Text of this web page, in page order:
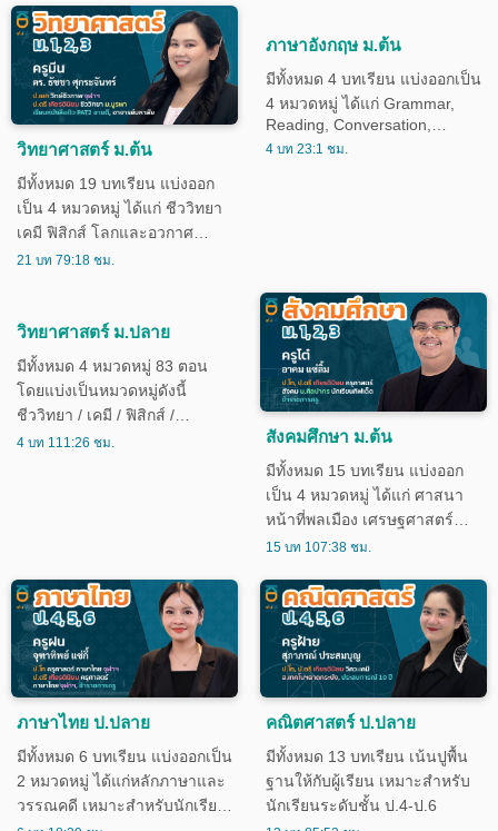
มากกว่าคณิตศาสตร์พื้นฐาน
เหมาะสำหรับนักเรียนระดับชั้น
วิทยาศาสตร์ ม.ต้น
มีทั้งหมด 19 บทเรียน แบ่งออก
เป็น 4 หมวดหมู่ ได้แก่ ชีววิทยา
เคมี ฟิสิกส์ โลกและอวกาศ
เหมาะสำหรับนักเรียนชั้น ม.1-
21 บท 79:18 ชม.
ภาษาอังกฤษ ม.ต้น
มีทั้งหมด 4 บทเรียน แบ่งออกเป็น
4 หมวดหมู่ ได้แก่ Grammar,
Reading, Conversation,
Vocabulary เหมาะสำหรับ
4 บท 23:1 ชม.
วิทยาศาสตร์ ม.ปลาย
มีทั้งหมด 4 หมวดหมู่ 83 ตอน
โดยแบ่งเป็นหมวดหมู่ดังนี้
ชีววิทยา / เคมี / ฟิสิกส์ /
ดาราศาสตร์และอวกาศ
4 บท 111:26 ชม. สังคมศึกษา ม.ต้น
มีทั้งหมด 15 บทเรียน แบ่งออก
เป็น 4 หมวดหมู่ ได้แก่ ศาสนา
หน้าที่พลเมือง เศรษฐศาสตร์
ภูมิศาสตร์ และประวัติศาสตร์
ม.3
15 บท 107:38 ชม.
ภาษาไทย ป.ปลาย
มีทั้งหมด 6 บทเรียน แบ่งออกเป็น
2 หมวดหมู่ ได้แก่หลักภาษาและ
วรรณคดี เหมาะสำหรับนักเรียน
คณิตศาสตร์ ป.ปลาย
มีทั้งหมด 13 บทเรียน เน้นปูพื้น
ฐานให้กับผู้เรียน เหมาะสำหรับ
นักเรียนระดับชั้น ป.4-ป.6